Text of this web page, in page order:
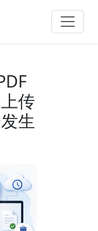
传
生